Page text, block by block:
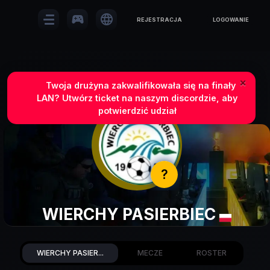
sports_esports language REJESTRACJA LOGOWANIE
×
Twoja drużyna zakwalifikowała się na finały
LAN? Utwórz ticket na naszym discordzie, aby
potwierdzić udział
?
WIERCHY PASIERBIEC
WIERCHY PASIER... MECZE ROSTER